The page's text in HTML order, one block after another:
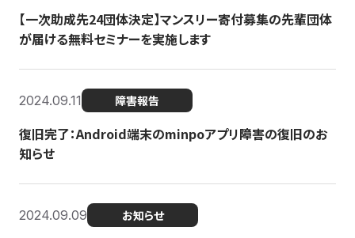
【一次助成先24団体決定】マンスリー寄付募集の先輩団体
が届ける無料セミナーを実施します
2024.09.11 障害報告
復旧完了：Android端末のminpoアプリ障害の復旧のお
知らせ
2024.09.09 お知らせ